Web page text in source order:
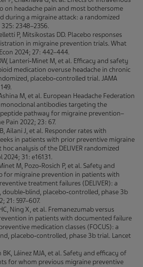
on headache pain and most bothersome
during a migraine attack: a randomized
2348–2356.
P, Mitsikostas DD. Placebo responses
in migraine prevention trials. What
2024; 27: 442–444.
Lanteri‑Minet M, et al. Efficacy and safety
medication overuse headache in chronic
placebo‑controlled trial. JAMA
M, et al. European Headache Federation
antibodies targeting the
pathway for migraine prevention–
Pain 2022; 23: 67.
Ailani J, et al. Responder rates with
in patients with prior preventive migraine
analysis of the DELIVER randomized
31: e16131.
M, Pozo‑Rosich P, et al. Safety and
for migraine prevention in patients with
treatment failures (DELIVER): a
placebo‑controlled, phase 3b
21: 597–607.
Ning X, et al. Fremanezumab versus
in patients with documented failure
medication classes (FOCUS): a
placebo‑controlled, phase 3b trial. Lancet
Láinez MJA, et al. Safety and efficacy of
for whom previous migraine preventive